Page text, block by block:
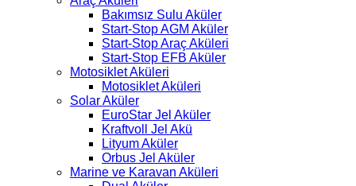
Bakımsız Sulu Aküler
Start-Stop AGM Aküler
Start-Stop Araç Aküleri
Start-Stop EFB Aküler
Motosiklet Aküleri
Motosiklet Aküleri
Solar Aküler
EuroStar Jel Aküler
Kraftvoll Jel Akü
Lityum Aküler
Orbus Jel Aküler
Marine ve Karavan Aküleri